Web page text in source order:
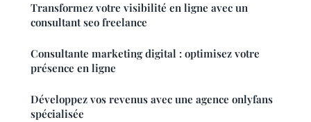
Transformez votre visibilité en ligne avec un
consultant seo freelance
Consultante marketing digital : optimisez votre
présence en ligne
Développez vos revenus avec une agence onlyfans
spécialisée